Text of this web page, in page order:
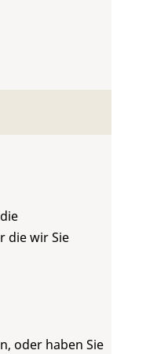
die wir Sie
oder haben Sie